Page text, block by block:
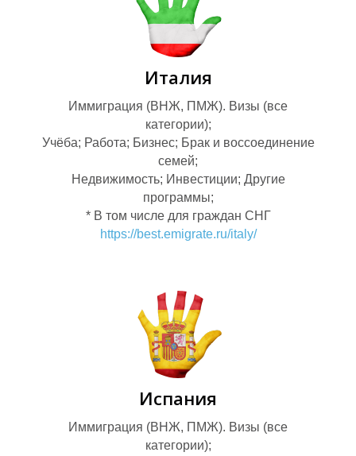
У
Е
Италия
Иммиграция (ВНЖ, ПМЖ). Визы (все
категории);
Учёба; Работа; Бизнес; Брак и воссоединение
семей;
Недвижимость; Инвестиции; Другие
программы;
* В том числе для граждан СНГ
https://best.emigrate.ru/italy/
Испания
Иммиграция (ВНЖ, ПМЖ). Визы (все
категории);